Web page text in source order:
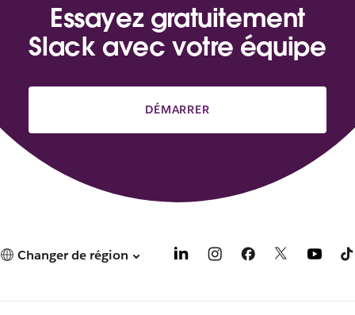
Essayez gratuitement
Slack avec votre équipe
DÉMARRER
Changer de région